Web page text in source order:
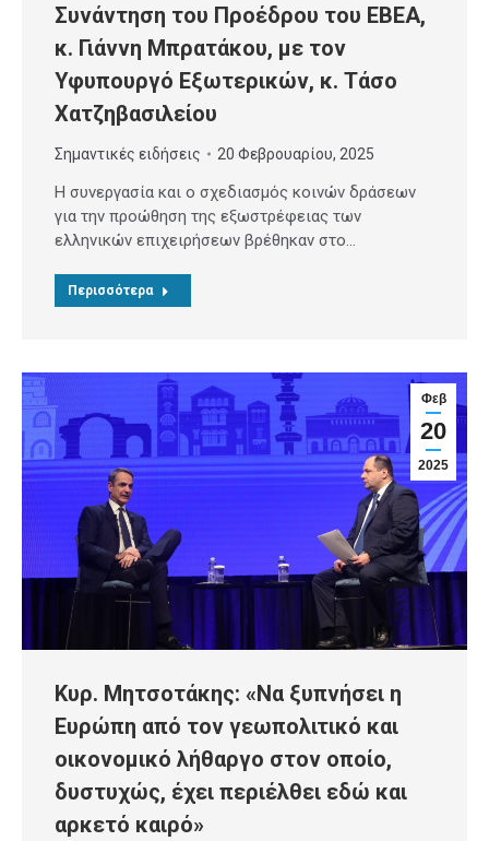
Συνάντηση του Προέδρου του ΕΒΕΑ,
κ. Γιάννη Μπρατάκου, με τον
Υφυπουργό Εξωτερικών, κ. Τάσο
Χατζηβασιλείου
Σημαντικές ειδήσεις 20 Φεβρουαρίου, 2025
Η συνεργασία και ο σχεδιασμός κοινών δράσεων
για την προώθηση της εξωστρέφειας των
ελληνικών επιχειρήσεων βρέθηκαν στο…
Περισσότερα
Φεβ
20
2025
Κυρ. Μητσοτάκης: «Να ξυπνήσει η
Ευρώπη από τον γεωπολιτικό και
οικονομικό λήθαργο στον οποίο,
δυστυχώς, έχει περιέλθει εδώ και
αρκετό καιρό»